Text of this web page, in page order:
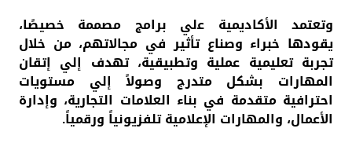
وﺗﻌﺘﻤﺪ اﻷﻛﺎدﻳﻤﻴﺔ ﻋلي ﺑﺮاﻣﺞ ﻣﺼﻤﻤﺔ ﺧﺼﻴﺼًﺎ،
ﻳﻘﻮدﻫﺎ خبراء وﺻﻨﺎع ﺗﺄثير ﻓﻲ ﻣﺠﺎﻻﺗﻬﻢ، ﻣﻦ ﺧﻼل
ﺗﺠﺮﺑﺔ ﺗﻌﻠﻴﻤﻴﺔ ﻋﻤﻠﻴﺔ وﺗﻄﺒﻴﻘﻴﺔ، ﺗﻬﺪف إلي إﺗﻘﺎن
اﻟﻤﻬﺎرات ﺑﺸﻜﻞ ﻣﺘﺪرج وﺻﻮﻻً إلي ﻣﺴﺘﻮﻳﺎت
احتراﻓﻴﺔ ﻣﺘﻘﺪﻣﺔ ﻓﻲ ﺑﻨﺎء اﻟﻌﻼﻣﺎت اﻟﺘﺠﺎرﻳﺔ، وإدارة
اﻷﻋﻤﺎل، واﻟﻤﻬﺎرات اﻹﻋﻼﻣﻴﺔ ﺗﻠﻔﺰﻳﻮﻧﻴﺎً ورﻗﻤﻴﺎً.